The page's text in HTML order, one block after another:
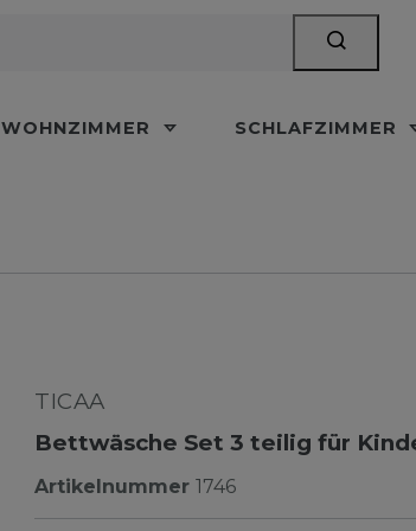
WOHNZIMMER SCHLAFZIMMER
TICAA
Bettwäsche Set 3 teilig für
Artikelnummer 1746